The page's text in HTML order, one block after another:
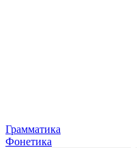
Грамматика
Фонетика